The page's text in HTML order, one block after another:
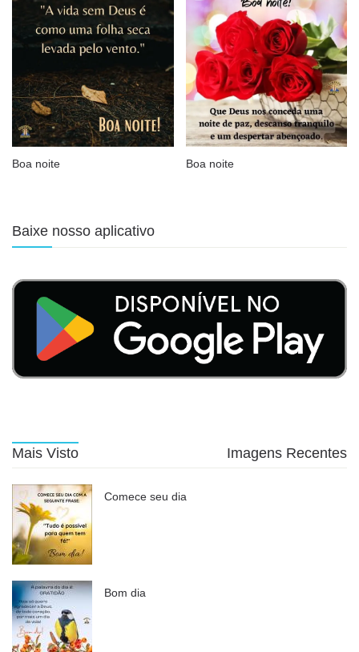
Boa noite Boa noite
Baixe nosso aplicativo
Mais Visto Imagens Recentes
Comece seu dia
Bom dia